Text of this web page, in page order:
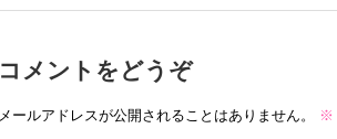
コメントをどうぞ
メールアドレスが公開されることはありません。 ※